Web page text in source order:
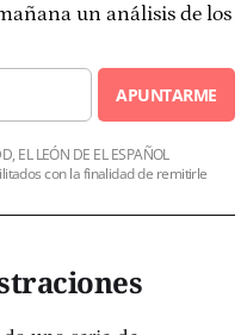
un análisis de los
APUNTARME
EL LEÓN DE EL ESPAÑOL
con la finalidad de remitirle